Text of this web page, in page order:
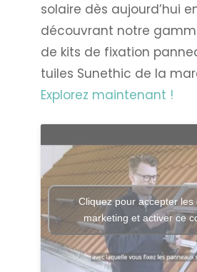
solaire dès aujourd’hui
découvrant notre
de kits de fixation
tuiles Sunethic de la
Explorez maintenant !
Cliquez pour accepter les
marketing et activer ce